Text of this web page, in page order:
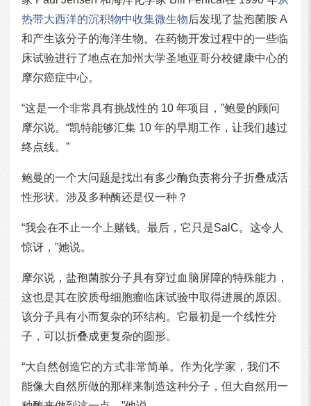
热带大西洋的沉积物中收集微生物后发现了盐孢菌胺 A
和产生该分子的海洋生物。在药物开发过程中的一些临
床试验进行了地点在加州大学圣地亚哥分校健康中心的
摩尔癌症中心。
“这是一个非常具有挑战性的 10 年项目，”鲍曼的顾问
摩尔说。“凯特能够汇集 10 年的早期工作，让我们越过
终点线。”
鲍曼的一个大问题是找出有多少酶负责将分子折叠成活
性形状。涉及多种酶还是仅一种？
“我会在不止一个上赌钱。最后，它只是SalC。这令人
惊讶，”她说。
摩尔说，盐孢菌胺分子具有穿过血脑屏障的特殊能力，
这也是其在胶质母细胞瘤临床试验中取得进展的原因。
该分子具有小而复杂的环结构。它最初是一个线性分
子，可以折叠成更复杂的圆形。
“大自然创造它的方式非常简单。作为化学家，我们不
能像大自然所做的那样来制造这种分子，但大自然用一